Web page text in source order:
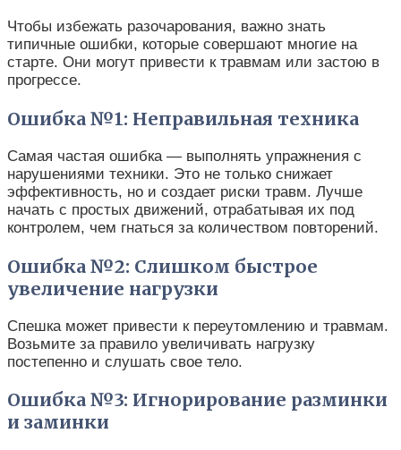
Чтобы избежать разочарования, важно знать
типичные ошибки, которые совершают многие на
старте. Они могут привести к травмам или застою в
прогрессе.
Ошибка №1: Неправильная техника
Самая частая ошибка — выполнять упражнения с
нарушениями техники. Это не только снижает
эффективность, но и создает риски травм. Лучше
начать с простых движений, отрабатывая их под
контролем, чем гнаться за количеством повторений.
Ошибка №2: Слишком быстрое
увеличение нагрузки
Спешка может привести к переутомлению и травмам.
Возьмите за правило увеличивать нагрузку
постепенно и слушать свое тело.
Ошибка №3: Игнорирование разминки
и заминки